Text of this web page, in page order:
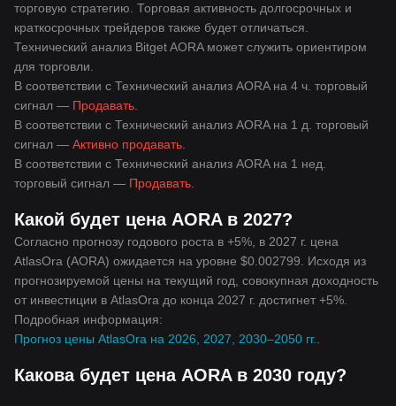
торговую стратегию. Торговая активность долгосрочных и
краткосрочных трейдеров также будет отличаться.
Технический анализ Bitget AORA может служить ориентиром
для торговли.
В соответствии с Технический анализ AORA на 4 ч. торговый
сигнал — Продавать
В соответствии с Технический анализ AORA на 1 д. торговый
сигнал — Активно продавать
В соответствии с Технический анализ AORA на 1 нед.
торговый сигнал — Продавать
Какой будет цена AORA в 2027?
Согласно прогнозу годового роста в +5%, в 2027 г. цена
AtlasOra (AORA) ожидается на уровне $0.002799. Исходя из
прогнозируемой цены на текущий год, совокупная доходность
от инвестиции в AtlasOra до конца 2027 г. достигнет +5%.
Подробная информация:
Прогноз цены AtlasOra на 2026, 2027, 2030–2050 гг.
Какова будет цена AORA в 2030 году?